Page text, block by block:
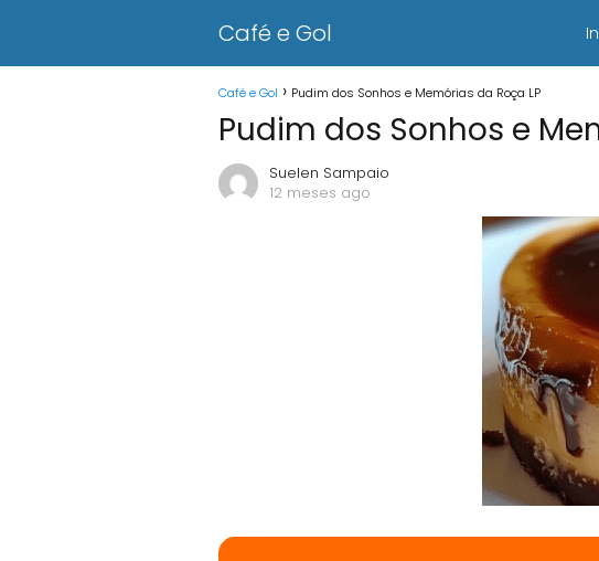
Café e Gol
Café e Gol Pudim dos Sonhos e Memórias da Roça LP
Pudim dos Sonhos e
Suelen Sampaio
12 meses ago